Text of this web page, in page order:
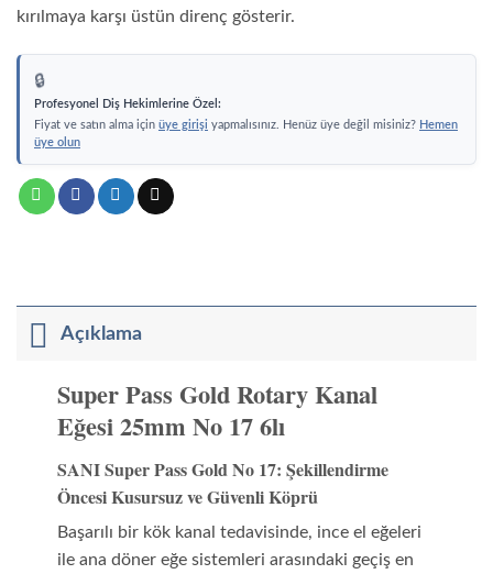
kırılmaya karşı üstün direnç gösterir.
🔒
Profesyonel Diş Hekimlerine Özel:
Fiyat ve satın alma için üye girişi yapmalısınız. Henüz üye değil misiniz? Hemen
üye olun
Açıklama
Super Pass Gold Rotary Kanal
Eğesi 25mm No 17 6lı
SANI Super Pass Gold No 17: Şekillendirme
Öncesi Kusursuz ve Güvenli Köprü
Başarılı bir kök kanal tedavisinde, ince el eğeleri
ile ana döner eğe sistemleri arasındaki geçiş en